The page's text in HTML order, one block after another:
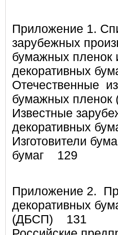
Приложение 1.
зарубежных
бумажных пленок
декоративных
Отечественные
бумажных
Известные
декоративных
Изготовители
бумаг 129
Приложение 2.
декоративных
(ДБСП) 131